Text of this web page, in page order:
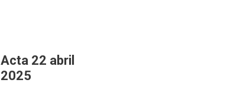
Acta 22 abril
2025